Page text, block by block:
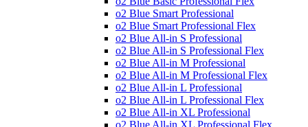
o2 Blue Smart Professional
o2 Blue Smart Professional Flex
o2 Blue All-in S Professional
o2 Blue All-in S Professional Flex
o2 Blue All-in M Professional
o2 Blue All-in M Professional Flex
o2 Blue All-in L Professional
o2 Blue All-in L Professional Flex
o2 Blue All-in XL Professional
o2 Blue All-in XL Professional Flex